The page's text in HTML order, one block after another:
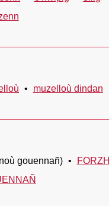
muzelloù dindan
gouennañ) FORZH